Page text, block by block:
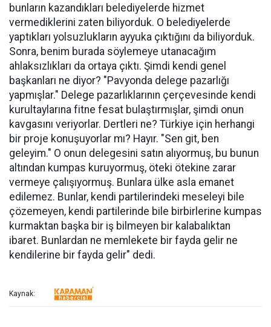
bunların kazandıkları belediyelerde hizmet
vermediklerini zaten biliyorduk. O belediyelerde
yaptıkları yolsuzlukların ayyuka çıktığını da biliyorduk.
Sonra, benim burada söylemeye utanacağım
ahlaksızlıkları da ortaya çıktı. Şimdi kendi genel
başkanları ne diyor? "Pavyonda delege pazarlığı
yapmışlar." Delege pazarlıklarının çerçevesinde kendi
kurultaylarına fitne fesat bulaştırmışlar, şimdi onun
kavgasını veriyorlar. Dertleri ne? Türkiye için herhangi
bir proje konuşuyorlar mı? Hayır. "Sen git, ben
geleyim." O onun delegesini satın alıyormuş, bu bunun
altından kumpas kuruyormuş, öteki ötekine zarar
vermeye çalışıyormuş. Bunlara ülke asla emanet
edilemez. Bunlar, kendi partilerindeki meseleyi bile
çözemeyen, kendi partilerinde bile birbirlerine kumpas
kurmaktan başka bir iş bilmeyen bir kalabalıktan
ibaret. Bunlardan ne memlekete bir fayda gelir ne
kendilerine bir fayda gelir" dedi.
Kaynak: